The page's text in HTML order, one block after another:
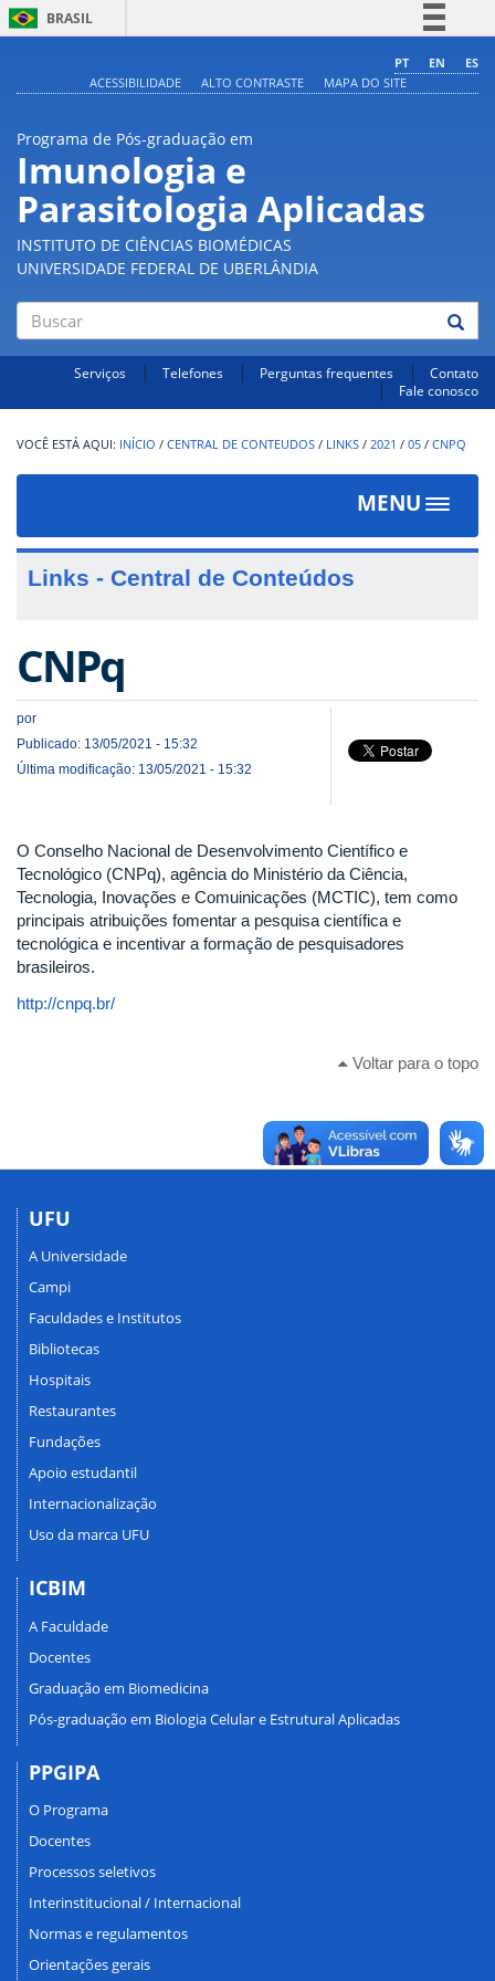
BRASIL
Comunica BR
Canais
PT EN
ES
ACESSIBILIDADE
ALTO CONTRASTE MAPA DO SITE
Programa de Pós-graduação em
Imunologia e
Parasitologia Aplicadas
INSTITUTO DE CIÊNCIAS BIOMÉDICAS
UNIVERSIDADE FEDERAL DE UBERLÂNDIA
Buscar
Serviços Telefones Perguntas frequentes
Contato
Fale conosco
INÍCIO / CENTRAL DE CONTEUDOS / LINKS / 2021 / 05 / CNPQ
MENU
Toggle
Links - Central de Conteúdos
CNPq
por
Publicado: 13/05/2021 - 15:32
Última modificação: 13/05/2021 - 15:32
O Conselho Nacional de Desenvolvimento Científico e
Tecnológico (CNPq), agência do Ministério da Ciência,
Tecnologia, Inovações e Comuinicações (MCTIC), tem como
principais atribuições fomentar a pesquisa científica e
tecnológica e incentivar a formação de pesquisadores
brasileiros.
http://cnpq.br/
Voltar para o topo
UFU
A Universidade
Campi
Faculdades e Institutos
Bibliotecas
Hospitais
Restaurantes
Fundações
Apoio estudantil
Internacionalização
Uso da marca UFU
ICBIM
A Faculdade
Docentes
Graduação em Biomedicina
Pós-graduação em Biologia Celular e Estrutural Aplicadas
PPGIPA
O Programa
Docentes
Processos seletivos
Interinstitucional / Internacional
Normas e regulamentos
Orientações gerais